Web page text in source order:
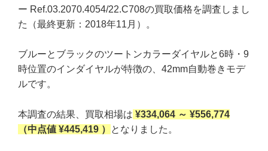
ー Ref.03.2070.4054/22.C708の買取価格を調査しまし
た（最終更新：2018年11月）。
ブルーとブラックのツートンカラーダイヤルと6時・9
時位置のインダイヤルが特徴の、42mm自動巻きモデ
ルです。
本調査の結果、買取相場は ¥334,064 ～ ¥556,774
（中点値 ¥445,419 ）
となりました。